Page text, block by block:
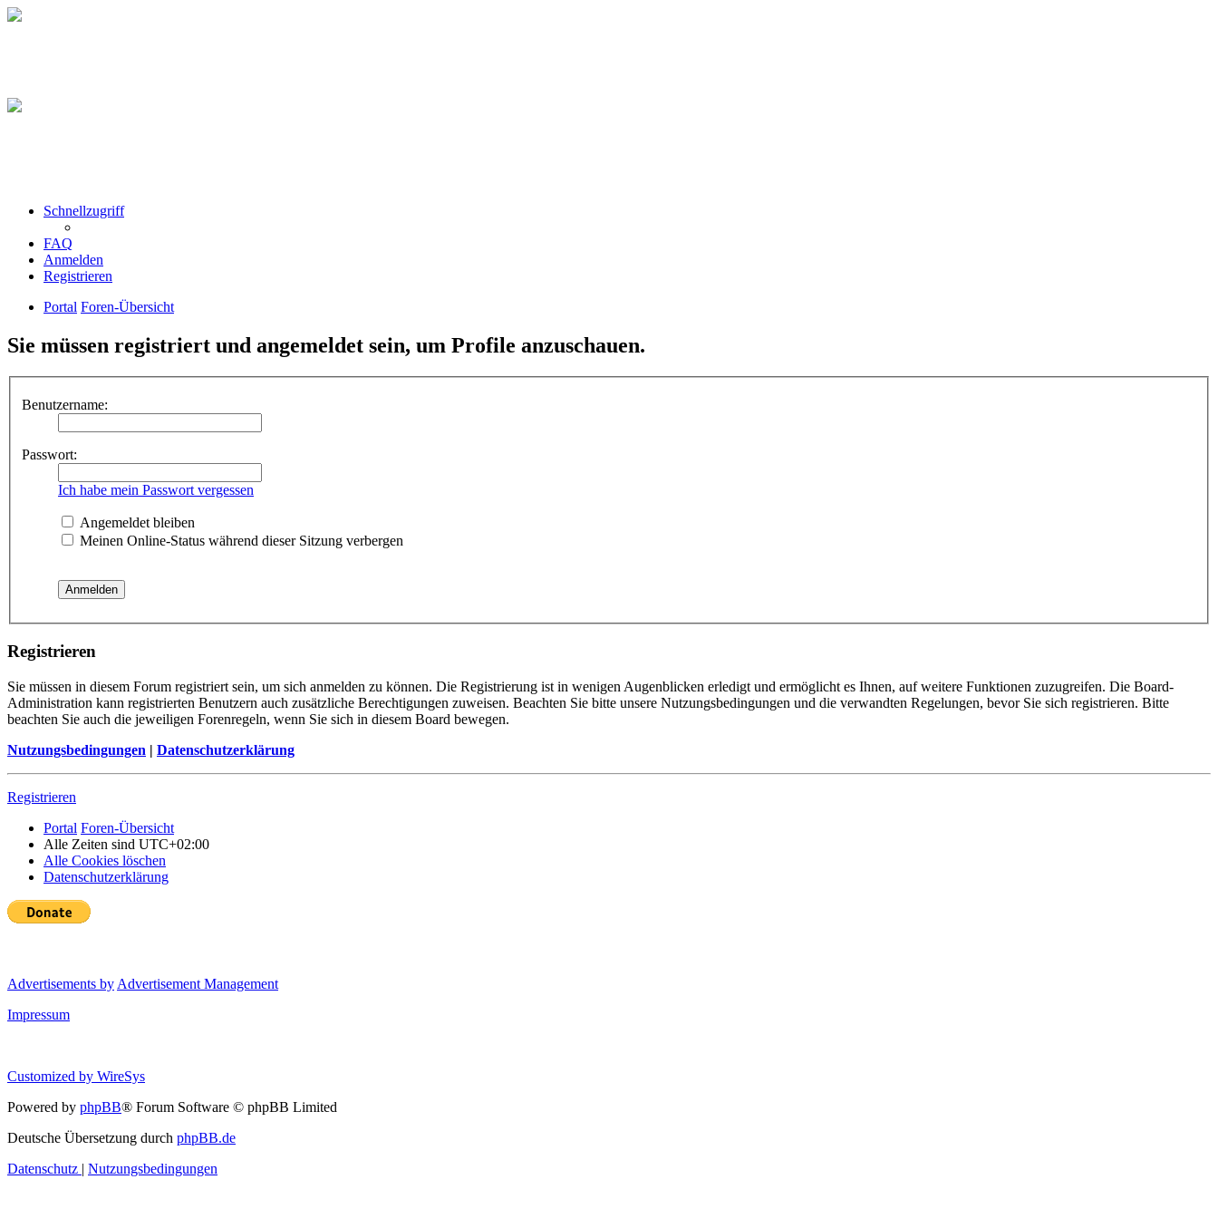
Schnellzugriff
FAQ
Anmelden
Registrieren
Portal Foren-Übersicht
Sie müssen registriert und angemeldet sein, um Profile anzuschauen.
Benutzername:
Passwort:
Ich habe mein Passwort vergessen
Angemeldet bleiben
Meinen Online-Status während dieser Sitzung verbergen
Registrieren
Sie müssen in diesem Forum registriert sein, um sich anmelden zu können. Die Registrierung ist in wenigen Augenblicken erledigt und ermöglicht es Ihnen, auf weitere Funktionen zuzugreifen. Die Board-
Administration kann registrierten Benutzern auch zusätzliche Berechtigungen zuweisen. Beachten Sie bitte unsere Nutzungsbedingungen und die verwandten Regelungen, bevor Sie sich registrieren. Bitte
beachten Sie auch die jeweiligen Forenregeln, wenn Sie sich in diesem Board bewegen.
Nutzungsbedingungen | Datenschutzerklärung
Registrieren
Portal Foren-Übersicht
Alle Zeiten sind UTC+02:00
Alle Cookies löschen
Datenschutzerklärung
Advertisements by Advertisement Management
Impressum
Customized by WireSys
Powered by phpBB® Forum Software © phpBB Limited
Deutsche Übersetzung durch phpBB.de
Datenschutz | Nutzungsbedingungen